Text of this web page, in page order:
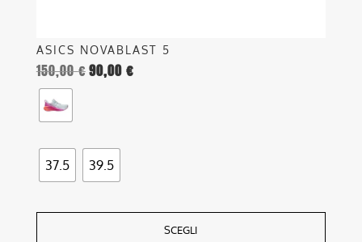
ASICS NOVABLAST 5
150,00€90,00 €
37.5 39.5
SCEGLI